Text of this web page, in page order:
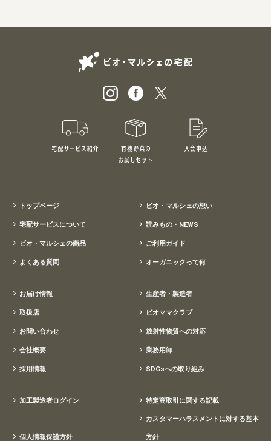
宅配サービス紹介 有機野菜のお試しセット
トップページ ビオ・マルシェの想い
宅配サービスについて 読みもの・NEWS
ビオ・マルシェの商品 ご利用ガイド
よくある質問 オーガニックって何
お届け情報 生産者・製造者
取扱店 ビオママクラブ
お問い合わせ 放射性物質への対応
会社概要 業務用卸
採用情報 SDGsへの取り組み
加工製造者ログイン 特定商取引に関する記載
個人情報保護方針
カスタマーハラスメントに対する基本
方針